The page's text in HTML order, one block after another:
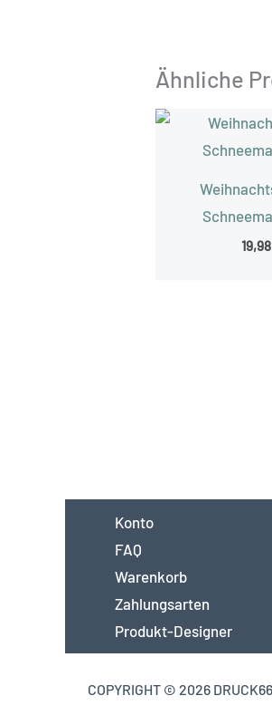
Ähnliche
19,98
Konto
FAQ
Warenkorb
Zahlungsarten
Produkt-Designer
COPYRIGHT © 2026